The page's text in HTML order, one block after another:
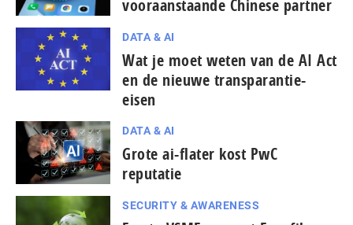
vooraanstaande Chinese partner
DATA & AI
Wat je moet weten van de AI Act
en de nieuwe transparantie-
eisen
DATA & AI
Grote ai-flater kost PwC
reputatie
SECURITY & AWARENESS